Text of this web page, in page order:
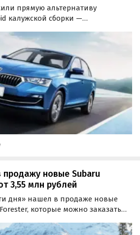
прямую альтернативу
калужской сборки —
и в Россию, где его можно
2 400 000 рублей, узнали
продажу новые Subaru
3,55 млн рублей
дня» нашел в продаже новые
которые можно заказать
компания из Владивостока,